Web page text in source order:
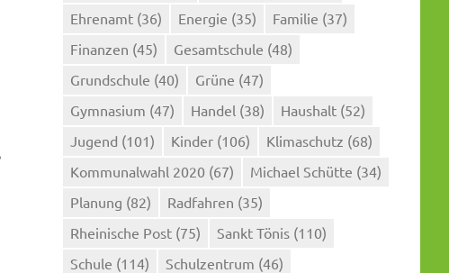
Ehrenamt (36) Energie (35) Familie (37)
Finanzen (45) Gesamtschule (48)
Grundschule (40) Grüne (47)
Gymnasium (47) Handel (38) Haushalt (52)
Jugend (101) Kinder (106) Klimaschutz (68)
Kommunalwahl 2020 (67) Michael Schütte (34)
Planung (82) Radfahren (35)
Rheinische Post (75) Sankt Tönis (110)
Schule (114) Schulzentrum (46)